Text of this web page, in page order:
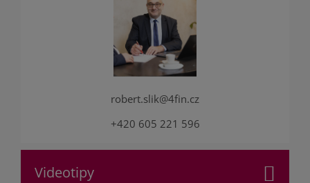
robert.slik@4fin.cz
+420 605 221 596
Videotipy